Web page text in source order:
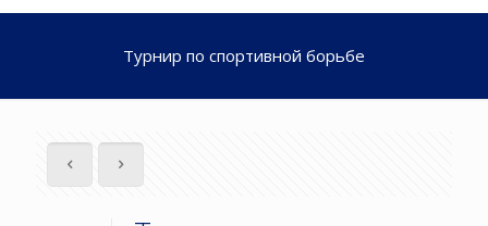
Турнир по спортивной борьбе